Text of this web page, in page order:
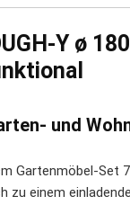
Y ø
und
Gartenmöbel-
zu einem